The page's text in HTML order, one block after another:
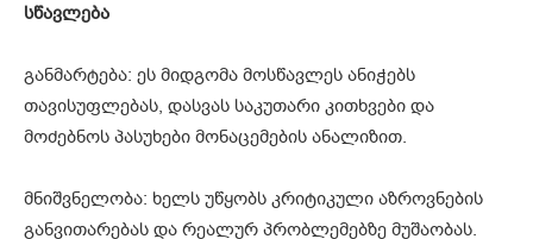
სწავლება
განმარტება: ეს მიდგომა მოსწავლეს ანიჭებს
თავისუფლებას, დასვას საკუთარი კითხვები და
მოძებნოს პასუხები მონაცემების ანალიზით.
მნიშვნელობა: ხელს უწყობს კრიტიკული აზროვნების
განვითარებას და რეალურ პრობლემებზე მუშაობას.